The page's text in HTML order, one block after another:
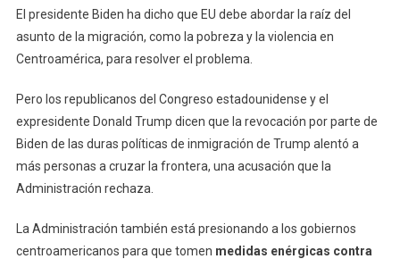
El presidente Biden ha dicho que EU debe abordar la raíz del
asunto de la migración, como la pobreza y la violencia en
Centroamérica, para resolver el problema.
Pero los republicanos del Congreso estadounidense y el
expresidente Donald Trump dicen que la revocación por parte de
Biden de las duras políticas de inmigración de Trump alentó a
más personas a cruzar la frontera, una acusación que la
Administración rechaza.
La Administración también está presionando a los gobiernos
centroamericanos para que tomen medidas enérgicas contra